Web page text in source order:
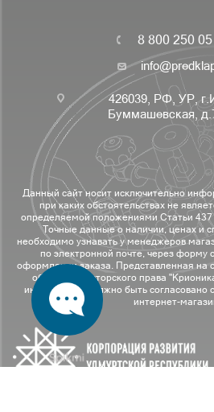
8 800 250
426039, РФ, УР,
Буммашевская,
Данный сайт носит исключительно
при каких обстоятельствах не
определяемой положениями Статьи 437
Точные данные о наличии, ценах и
необходимо узнавать у менеджеров
по электронной почте, через форму
оформлении заказа. Представленная на
объектами авторского права
информации должно быть согласовано
интернет-